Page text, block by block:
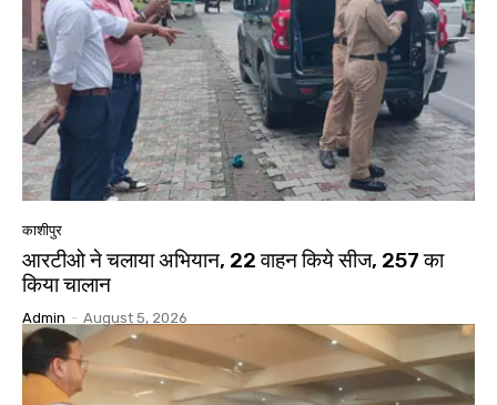
काशीपुर
आरटीओ ने चलाया अभियान, 22 वाहन किये सीज, 257 का
किया चालान
Admin - August 5, 2026